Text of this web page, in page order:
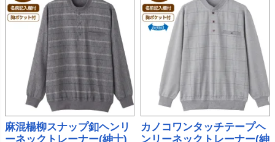
麻混楊柳スナップ釦ヘンリ
ーネックトレーナー(紳士)
カノコワンタッチテープヘ
ンリーネックトレーナー(紳